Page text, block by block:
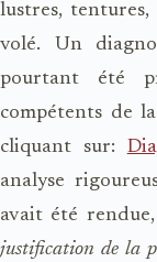
lustres, tentures,
volé. Un
pourtant été
compétents de
cliquant sur:
analyse
avait été
justification de la